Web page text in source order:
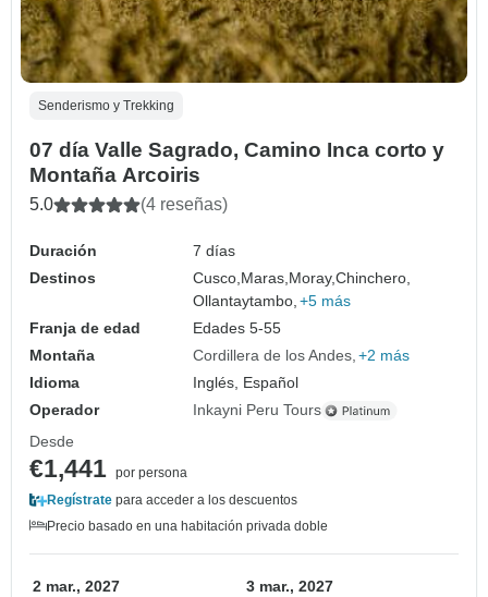
Senderismo y Trekking
07 día Valle Sagrado, Camino Inca corto y
Montaña Arcoiris
5.0 (4 reseñas)
Duración
7 días
Destinos
Cusco, Maras, Moray,Chinchero,
Ollantaytambo, +5 más
Franja de edad
Edades 5-55
Montaña
Cordillera de los Andes +2 más
Idioma
Inglés, Español
Operador
Inkayni Peru Tours
Desde
€1,441 por persona
Regístrate para acceder a los descuentos
Precio basado en una habitación privada doble
2 mar., 2027 3 mar., 2027